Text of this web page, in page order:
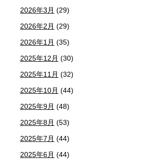
2026年3月 (29)
2026年2月 (29)
2026年1月 (35)
2025年12月 (30)
2025年11月 (32)
2025年10月 (44)
2025年9月 (48)
2025年8月 (53)
2025年7月 (44)
2025年6月 (44)